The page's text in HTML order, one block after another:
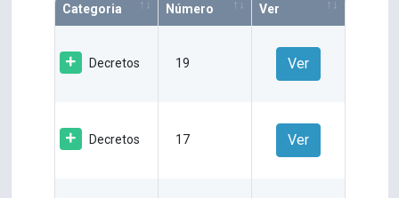
Categoria Número Ver
Decretos 19 Ver
Decretos 17 Ver